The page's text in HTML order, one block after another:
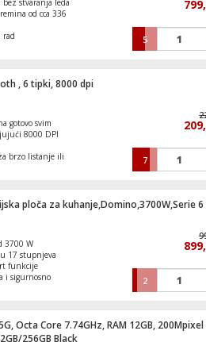
stvaranja leda
od cca 336
rad
vrata za
5
, 6 tipki, 8000 dpi
gotovo svim
8000 DPI
brzo listanje ili
za rad u
i USB-C punjenje
jedno punjenje
– prebacivanje
i višestruka OS
7
ploča za kuhanje,Domino,3700W,Serie 6
3700 W
u 17 stupnjeva
funkcije
i sigurnosno
i indikator
2
Octa Core 7.74GHz, RAM 12GB, 200Mpixel
256GB Black
Igra PlayStaion 4:Horizon - Forbidden
Igra PlayStation 4: The Quarry